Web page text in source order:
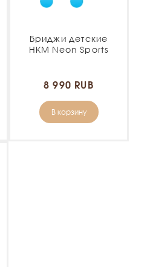
Бриджи детские
HKM Neon Sports
8 990 RUB
В корзину